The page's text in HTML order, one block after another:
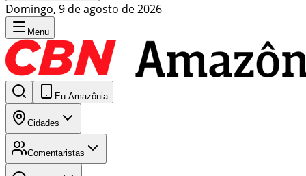
Domingo, 9 de agosto de 2026
Menu
Eu Amazônia
Cidades
Comentaristas